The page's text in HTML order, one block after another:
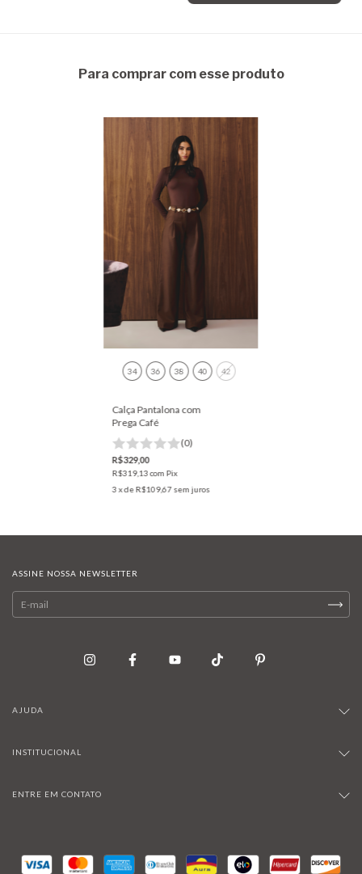
Para comprar com esse produto
34 36 38 40 42
Calça Pantalona com
Prega Café
(0)
R$329,00
R$319,13com Pix
3 x deR$109,67sem juros
ASSINE NOSSA NEWSLETTER
AJUDA
INSTITUCIONAL
ENTRE EM CONTATO